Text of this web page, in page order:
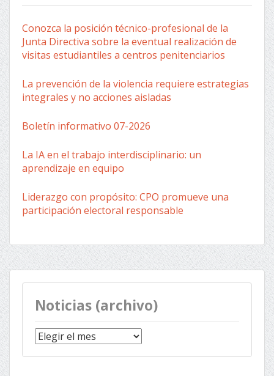
Conozca la posición técnico-profesional de la
Junta Directiva sobre la eventual realización de
visitas estudiantiles a centros penitenciarios
La prevención de la violencia requiere estrategias
integrales y no acciones aisladas
Boletín informativo 07-2026
La IA en el trabajo interdisciplinario: un
aprendizaje en equipo
Liderazgo con propósito: CPO promueve una
participación electoral responsable
Noticias (archivo)
Noticias
(archivo)